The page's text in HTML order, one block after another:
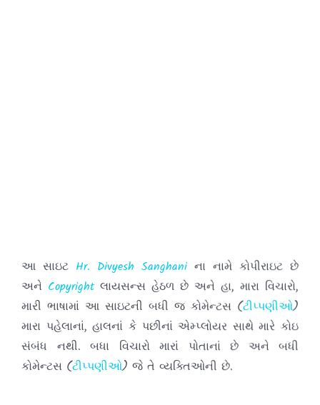
આ સાઇટ Hr. Divyesh Sanghaniના નામે કોપીરાઇટ છે
અને Copyrightલાયસન્સ હેઠળ છે અને હા, મારા વિચારો,
મારી ભાષામાં આ સાઇટની બધી જ કોમેન્ટસ (ટીપ્પણીઓ)
મારા પહેલાનાં, હાલનાં કે પછીનાં એમ્પ્લોયર સાથે મારે કોઇ
સંબંધ નથી. બધા વિચારો મારાં પોતાનાં છે અને બધી
કોમેન્ટસ (ટીપ્પણીઓ) જે તે વ્યક્તિઓની છે.